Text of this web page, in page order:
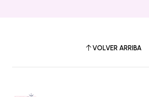
VOLVER ARRIBA